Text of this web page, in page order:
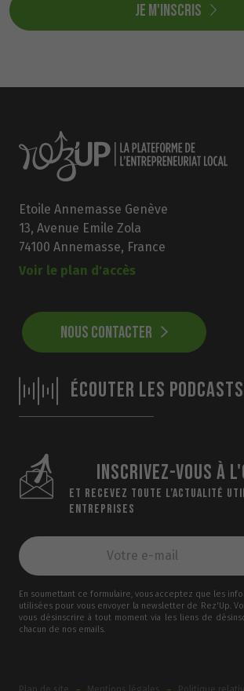
Je m'inscris
Etoile Annemasse Genève
13, Avenue Emile Zola
74100 Annemasse, France
Voir le plan d'accès
NOUS CONTACTER
ÉCOUTER LES PODCASTS
INSCRIVEZ-VOUS À
ET RECEVEZ TOUTE L’ACTUALITÉ
ENTREPRISES
En soumettant ce formulaire, vous acceptez que les
utilisées pour vous envoyer la newsletter de Rez'Up.
vous désinscrire à tout moment via les liens de
chacun de nos emails.